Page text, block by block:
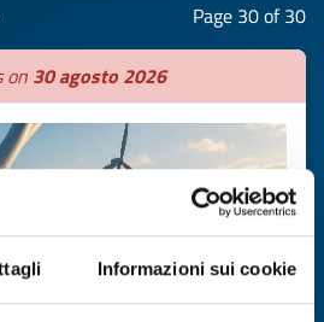
Informazioni sui cookie
Page 30 of 30
on 30 agosto 2026